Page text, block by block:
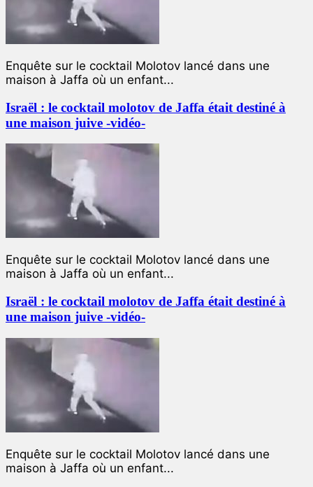
Enquête sur le cocktail Molotov lancé dans une
maison à Jaffa où un enfant...
Israël : le cocktail molotov de Jaffa était destiné à
une maison juive -vidéo-
Enquête sur le cocktail Molotov lancé dans une
maison à Jaffa où un enfant...
Israël : le cocktail molotov de Jaffa était destiné à
une maison juive -vidéo-
Enquête sur le cocktail Molotov lancé dans une
maison à Jaffa où un enfant...